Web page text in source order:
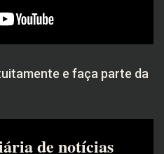
e faça parte da
de notícias